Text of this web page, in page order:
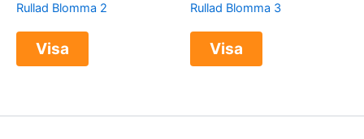
Rullad Blomma 2
Visa
Rullad Blomma 3
Visa